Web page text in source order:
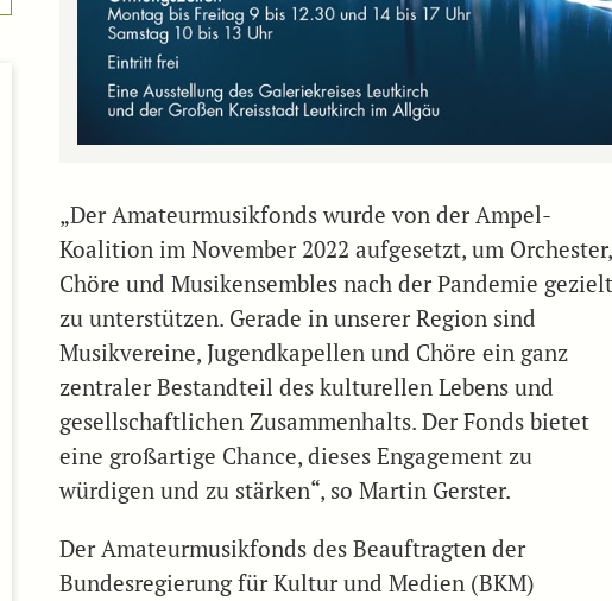
„Der Amateurmusikfonds wurde von der Ampel-
Koalition im November 2022 aufgesetzt, um Orchester,
Chöre und Musikensembles nach der Pandemie
zu unterstützen. Gerade in unserer Region sind
Musikvereine, Jugendkapellen und Chöre ein ganz
zentraler Bestandteil des kulturellen Lebens und
gesellschaftlichen Zusammenhalts. Der Fonds bietet
eine großartige Chance, dieses Engagement zu
würdigen und zu stärken“, so Martin Gerster.
Der Amateurmusikfonds des Beauftragten der
Bundesregierung für Kultur und Medien (BKM)